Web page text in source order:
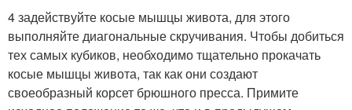
4 задействуйте косые мышцы живота, для этого
выполняйте диагональные скручивания. Чтобы добиться
тех самых кубиков, необходимо тщательно прокачать
косые мышцы живота, так как они создают
своеобразный корсет брюшного пресса. Примите